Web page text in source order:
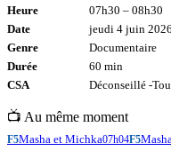
Heure
07h30 – 08h30
Date
jeudi 4 juin 2026
Genre
Documentaire
Durée
60 min
CSA
Déconseillé -
📺 Au même moment
F5Masha et Michka07h04F5